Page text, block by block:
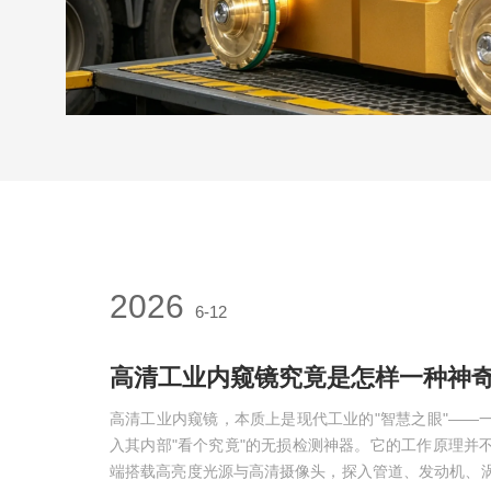
2026 6-12
高清工业内窥镜究竟是怎样一种神
高清工业内窥镜，本质上是现代工业的"智慧之眼"——
入其内部"看个究竟"的无损检测神器。它的工作原理并
端搭载高亮度光源与高清摄像头，探入管道、发动机、